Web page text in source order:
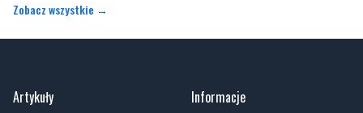
Zobacz wszystkie →
Artykuły Informacje